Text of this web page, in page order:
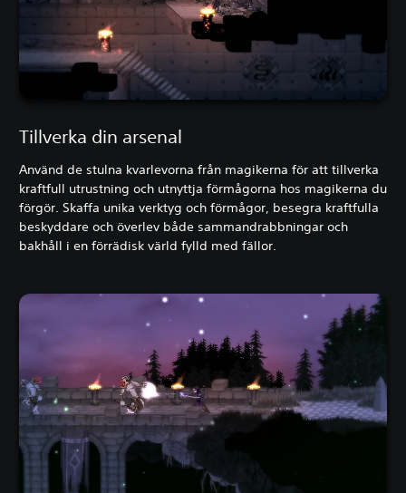
Tillverka din arsenal
Använd de stulna kvarlevorna från magikerna för att tillverka
kraftfull utrustning och utnyttja förmågorna hos magikerna du
förgör. Skaffa unika verktyg och förmågor, besegra kraftfulla
beskyddare och överlev både sammandrabbningar och
bakhåll i en förrädisk värld fylld med fällor.